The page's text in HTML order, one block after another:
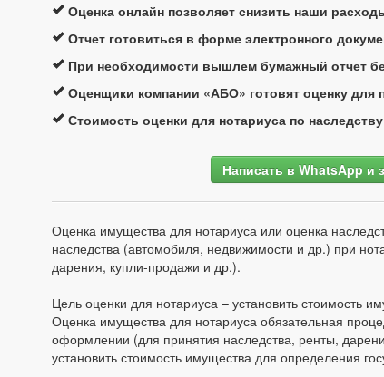
Оценка онлайн позволяет снизить наши
Отчет готовиться в форме электронного
При необходимости вышлем бумажный отчет
Оценщики компании «АБО» готовят оценку для
Стоимость оценки для нотариуса по
Написать в WhatsApp и
Оценка имущества для нотариуса или оценка
наследства (автомобиля, недвижимости и др.) при
дарения, купли-продажи и др.).
Цель оценки для нотариуса – установить стоимость
Оценка имущества для нотариуса обязательная
оформлении (для принятия наследства, ренты,
установить стоимость имущества для определения